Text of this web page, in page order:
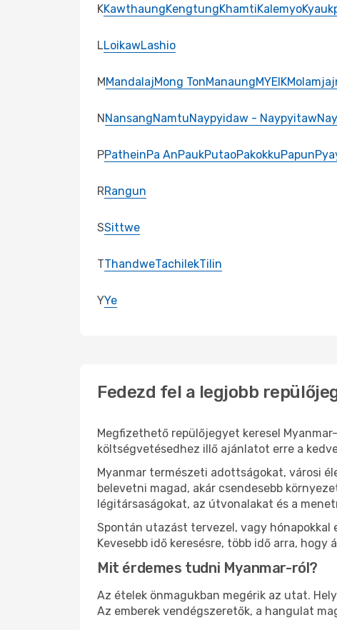
KKawthaungKengtungKhamtiKalemyo
LLoikawLashio
MMandalajMong TonManaungMYEIK
NNansangNamtuNaypyidaw - Naypyitaw
PPatheinPa AnPaukPutaoPakokkuPapun
RRangun
SSittwe
TThandweTachilekTilin
YYe
Fedezd fel a legjobb
Megfizethető repülőjegyet keresel
költségvetésedhez illő ajánlatot erre a
Myanmar természeti adottságokat, városi
belevetni magad, akár csendesebb
légitársaságokat, az útvonalakat és a
Spontán utazást tervezel, vagy hónapokkal
Kevesebb idő keresésre, több idő arra,
Mit érdemes tudni Myanmar-ról?
Az ételek önmagukban megérik az utat.
Az emberek vendégszeretők, a hangulat